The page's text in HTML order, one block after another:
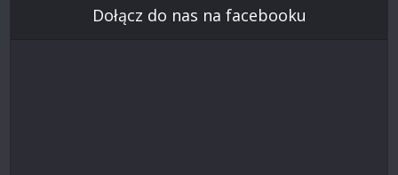
Dołącz do nas na facebooku